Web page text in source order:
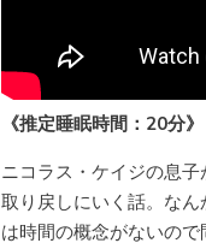
《推定睡眠時間：20分》
ニコラス・ケイジの息
取り戻しにいく話。な
は時間の概念がないの